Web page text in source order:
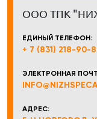
ООО ТПК
ЕДИНЫЙ ТЕЛЕФОН:
+ 7 (831) 218-90-
ЭЛЕКТРОННАЯ
АДРЕС: